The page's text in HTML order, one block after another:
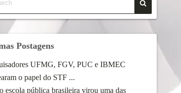
Postagens
UFMG, FGV, PUC e IBMEC
o papel do STF ...
escola pública brasileira virou uma das